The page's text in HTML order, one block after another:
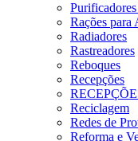
Rações para
Radiadores
Rastreadores
Reboques
Recepções
Reciclagem
Redes de
Reforma e